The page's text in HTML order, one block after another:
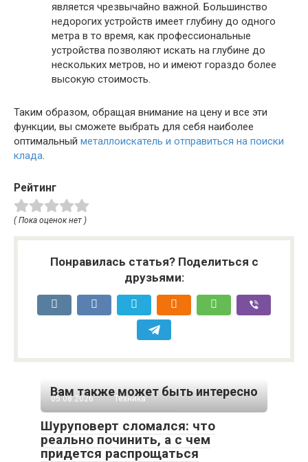
является чрезвычайно важной. Большинство
недорогих устройств имеет глубину до одного
метра в то время, как профессиональные
устройства позволяют искать на глубине до
нескольких метров, но и имеют гораздо более
высокую стоимость.
Таким образом, обращая внимание на цену и все эти
функции, вы сможете выбрать для себя наиболее
оптимальный металлоискатель и отправиться на поиски
клада.
Рейтинг
( Пока оценок нет )
Понравилась статья? Поделиться с
друзьями:
Вам также может быть интересно
05.08.2026 Техника
Шуруповерт сломался: что
реально починить, а с чем
придется распрощаться